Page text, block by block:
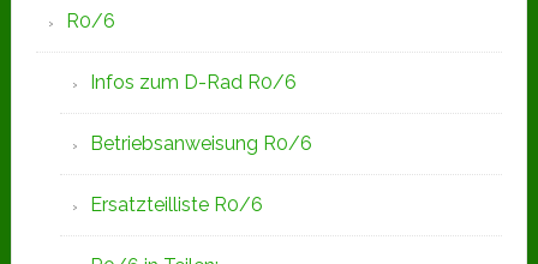
R0/6
Infos zum D-Rad R0/6
Betriebsanweisung R0/6
Ersatzteilliste R0/6